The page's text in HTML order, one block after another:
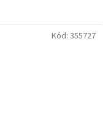
Kód: 355727